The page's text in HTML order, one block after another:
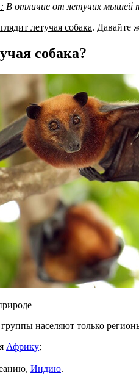
В отличие от летучих мышей
летучая собака. Давайте
собака?
населяют только
Африку;
Индию.